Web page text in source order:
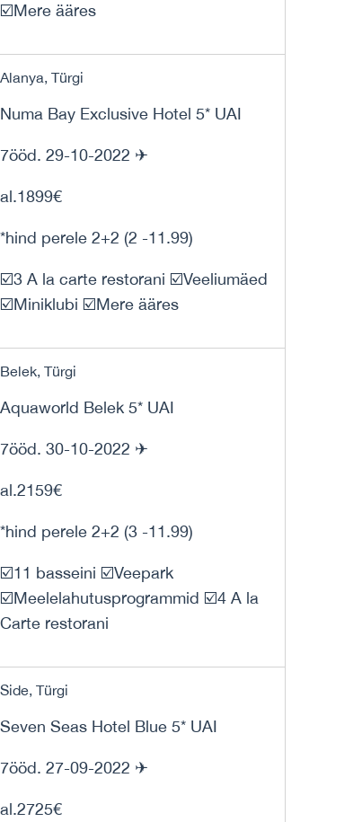
☑️Mere ääres
Alanya, Türgi
Numa Bay Exclusive Hotel 5* UAI
7ööd. 29-10-2022 ✈
al.1899€
*hind perele 2+2 (2 -11.99)
☑️3 A la carte restorani ☑️Veeliumäed
☑️Miniklubi ☑️Mere ääres
Belek, Türgi
Aquaworld Belek 5* UAI
7ööd. 30-10-2022 ✈
al.2159€
*hind perele 2+2 (3 -11.99)
☑️11 basseini ☑️Veepark
☑️Meelelahutusprogrammid ☑️4 A la
Carte restorani
Side, Türgi
Seven Seas Hotel Blue 5* UAI
7ööd. 27-09-2022 ✈
al.2725€